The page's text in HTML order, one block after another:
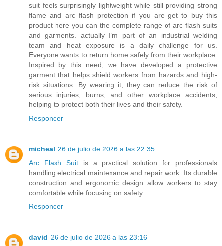
suit feels surprisingly lightweight while still providing strong
flame and arc flash protection if you are get to buy this
product here you can the complete range of arc flash suits
and garments. actually I’m part of an industrial welding
team and heat exposure is a daily challenge for us.
Everyone wants to return home safely from their workplace.
Inspired by this need, we have developed a protective
garment that helps shield workers from hazards and high-
risk situations. By wearing it, they can reduce the risk of
serious injuries, burns, and other workplace accidents,
helping to protect both their lives and their safety.
Responder
micheal 26 de julio de 2026 a las 22:35
Arc Flash Suitis a practical solution for professionals
handling electrical maintenance and repair work. Its durable
construction and ergonomic design allow workers to stay
comfortable while focusing on safety
Responder
david 26 de julio de 2026 a las 23:16